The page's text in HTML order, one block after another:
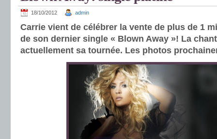
18/10/2012 admin
Carrie vient de célébrer la vente de plus de 1
de son dernier single « Blown Away »! La
actuellement sa tournée. Les photos